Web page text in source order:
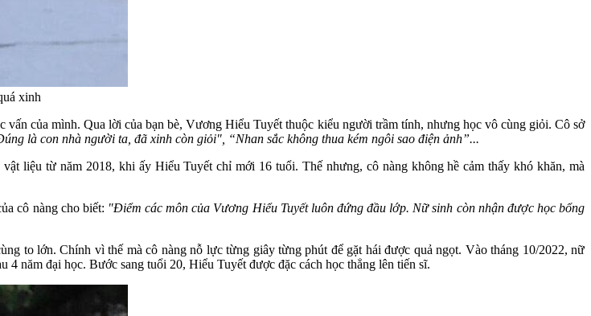
xinh
của mình. Qua lời của bạn bè, Vương Hiểu Tuyết thuộc kiểu người trầm tính, nhưng học vô cùng giỏi. Cô sở
là con nhà người ta, đã xinh còn giỏi", “Nhan sắc không thua kém ngôi sao điện ảnh”...
liệu từ năm 2018, khi ấy Hiểu Tuyết chỉ mới 16 tuổi. Thế nhưng, cô nàng không hề cảm thấy khó khăn, mà
cô nàng cho biết: "Điểm các môn của Vương Hiểu Tuyết luôn đứng đầu lớp. Nữ sinh còn nhận được học bổng
to lớn. Chính vì thế mà cô nàng nỗ lực từng giây từng phút để gặt hái được quả ngọt. Vào tháng 10/2022, nữ
năm đại học. Bước sang tuổi 20, Hiểu Tuyết được đặc cách học thẳng lên tiến sĩ.